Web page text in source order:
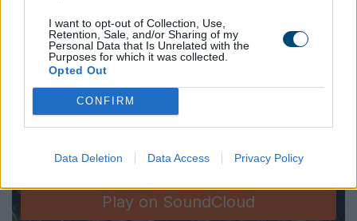
I want to opt-out of Collection, Use,
Retention, Sale, and/or Sharing of my
Personal Data that Is Unrelated with the
Purposes for which it was collected.
Opted Out
CONFIRM
Data Deletion Data Access Privacy Policy
“ΑΡΓΩ” Στέλιου Γκιουζέπα